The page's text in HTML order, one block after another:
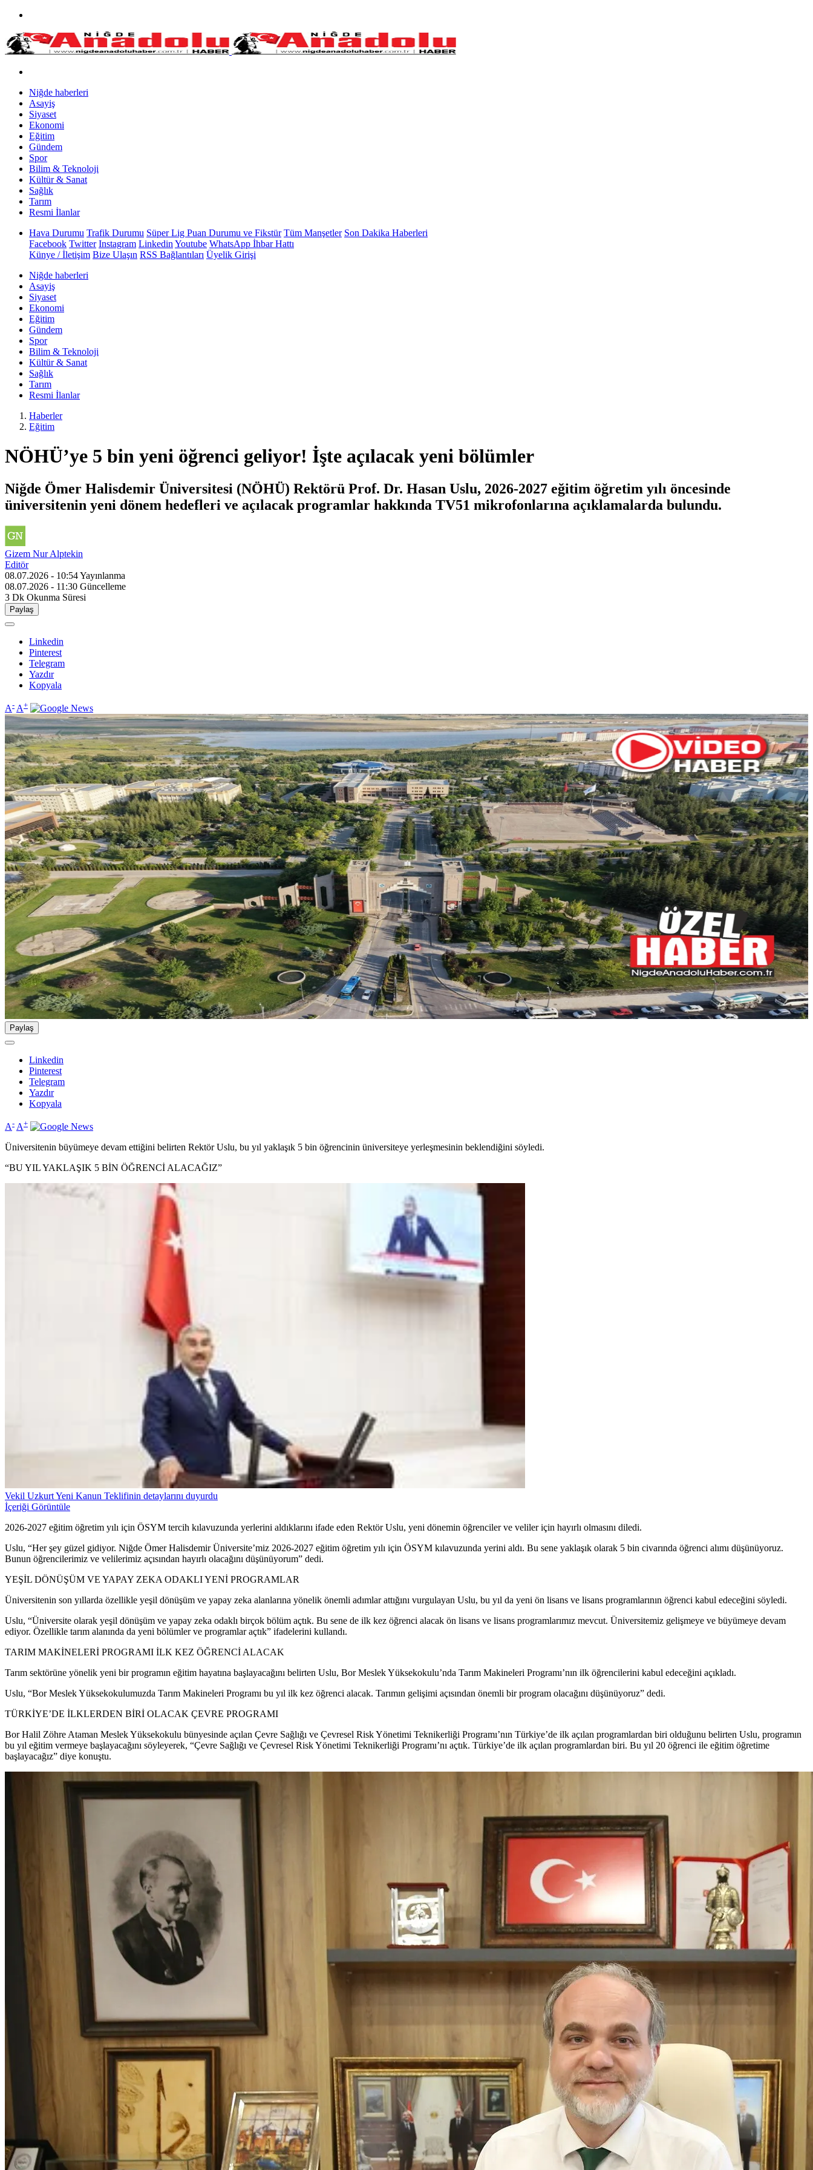
Niğde haberleri
Asayiş
Siyaset
Ekonomi
Eğitim
Gündem
Spor
Bilim & Teknoloji
Kültür & Sanat
Sağlık
Tarım
Resmi İlanlar
Hava Durumu Trafik Durumu Süper Lig Puan Durumu ve Fikstür Tüm Manşetler Son Dakika Haberleri
Facebook Twitter Instagram Linkedin Youtube WhatsApp İhbar Hattı
Künye / İletişim Bize Ulaşın RSS Bağlantıları Üyelik Girişi
Niğde haberleri
Asayiş
Siyaset
Ekonomi
Eğitim
Gündem
Spor
Bilim & Teknoloji
Kültür & Sanat
Sağlık
Tarım
Resmi İlanlar
Haberler
Eğitim
NÖHÜ’ye 5 bin yeni öğrenci geliyor! İşte açılacak yeni bölümler
Niğde Ömer Halisdemir Üniversitesi (NÖHÜ) Rektörü Prof. Dr. Hasan Uslu, 2026-2027 eğitim öğretim yılı öncesinde
üniversitenin yeni dönem hedefleri ve açılacak programlar hakkında TV51 mikrofonlarına açıklamalarda bulundu.
Gizem Nur Alptekin
Editör
08.07.2026 - 10:54Yayınlanma
08.07.2026 - 11:30 Güncelleme
3 Dk Okunma Süresi
Paylaş
Linkedin
Pinterest
Telegram
Yazdır
Kopyala
A- A+
Paylaş
Linkedin
Pinterest
Telegram
Yazdır
Kopyala
A- A+
Üniversitenin büyümeye devam ettiğini belirten Rektör Uslu, bu yıl yaklaşık 5 bin öğrencinin üniversiteye yerleşmesinin beklendiğini söyledi.
“BU YIL YAKLAŞIK 5 BİN ÖĞRENCİ ALACAĞIZ”
Vekil Uzkurt Yeni Kanun Teklifinin detaylarını duyurdu
İçeriği Görüntüle
2026-2027 eğitim öğretim yılı için ÖSYM tercih kılavuzunda yerlerini aldıklarını ifade eden Rektör Uslu, yeni dönemin öğrenciler ve veliler için hayırlı olmasını diledi.
Uslu, “Her şey güzel gidiyor. Niğde Ömer Halisdemir Üniversite’miz 2026-2027 eğitim öğretim yılı için ÖSYM kılavuzunda yerini aldı. Bu sene yaklaşık olarak 5 bin civarında öğrenci alımı düşünüyoruz.
Bunun öğrencilerimiz ve velilerimiz açısından hayırlı olacağını düşünüyorum” dedi.
YEŞİL DÖNÜŞÜM VE YAPAY ZEKA ODAKLI YENİ PROGRAMLAR
Üniversitenin son yıllarda özellikle yeşil dönüşüm ve yapay zeka alanlarına yönelik önemli adımlar attığını vurgulayan Uslu, bu yıl da yeni ön lisans ve lisans programlarının öğrenci kabul edeceğini söyledi.
Uslu, “Üniversite olarak yeşil dönüşüm ve yapay zeka odaklı birçok bölüm açtık. Bu sene de ilk kez öğrenci alacak ön lisans ve lisans programlarımız mevcut. Üniversitemiz gelişmeye ve büyümeye devam
ediyor. Özellikle tarım alanında da yeni bölümler ve programlar açtık” ifadelerini kullandı.
TARIM MAKİNELERİ PROGRAMI İLK KEZ ÖĞRENCİ ALACAK
Tarım sektörüne yönelik yeni bir programın eğitim hayatına başlayacağını belirten Uslu, Bor Meslek Yüksekokulu’nda Tarım Makineleri Programı’nın ilk öğrencilerini kabul edeceğini açıkladı.
Uslu, “Bor Meslek Yüksekokulumuzda Tarım Makineleri Programı bu yıl ilk kez öğrenci alacak. Tarımın gelişimi açısından önemli bir program olacağını düşünüyoruz” dedi.
TÜRKİYE’DE İLKLERDEN BİRİ OLACAK ÇEVRE PROGRAMI
Bor Halil Zöhre Ataman Meslek Yüksekokulu bünyesinde açılan Çevre Sağlığı ve Çevresel Risk Yönetimi Teknikerliği Programı’nın Türkiye’de ilk açılan programlardan biri olduğunu belirten Uslu, programın
bu yıl eğitim vermeye başlayacağını söyleyerek, “Çevre Sağlığı ve Çevresel Risk Yönetimi Teknikerliği Programı’nı açtık. Türkiye’de ilk açılan programlardan biri. Bu yıl 20 öğrenci ile eğitim öğretime
başlayacağız” diye konuştu.